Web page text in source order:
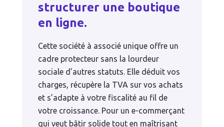
structurer une boutique
en ligne.
Cette société à associé unique offre un
cadre protecteur sans la lourdeur
sociale d’autres statuts. Elle déduit vos
charges, récupère la TVA sur vos achats
et s’adapte à votre fiscalité au fil de
votre croissance. Pour un e-commerçant
qui veut bâtir solide tout en maîtrisant